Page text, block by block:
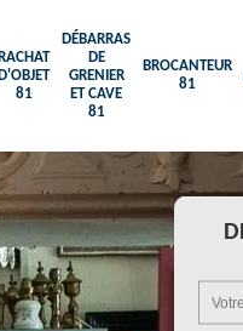
RACHAT
D'OBJET
81
DÉBARRAS
DE
GRENIER
ET CAVE
81
BROCANTEUR
81